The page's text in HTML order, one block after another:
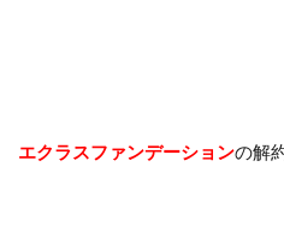
エクラスファンデーションの解